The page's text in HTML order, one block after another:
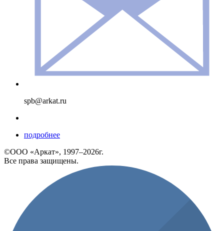
spb@arkat.ru
подробнее
©ООО «Аркат», 1997–2026г.
Все права защищены.